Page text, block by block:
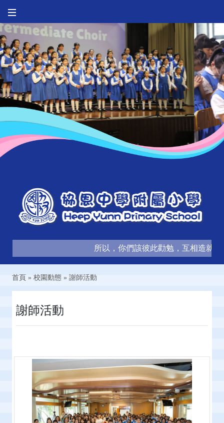
所以，你們該彼此勸勉，互相造就，正
首頁 » 校園動態 » 謝師活動
謝師活動